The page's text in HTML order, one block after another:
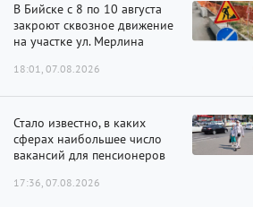
В Бийске с 8 по 10 августа
закроют сквозное движение
на участке ул. Мерлина
18:01, 07.08.2026
Стало известно, в каких
сферах наибольшее число
вакансий для пенсионеров
17:36, 07.08.2026